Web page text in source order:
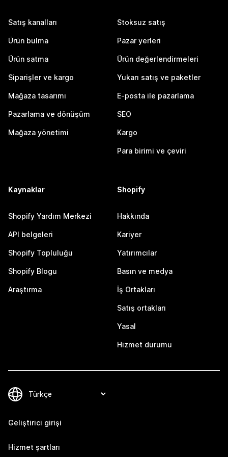
Satış kanalları
Ürün bulma
Ürün satma
Siparişler ve kargo
Mağaza tasarımı
Pazarlama ve dönüşüm
Mağaza yönetimi
Stoksuz satış
Pazar yerleri
Ürün değerlendirmeleri
Yukarı satış ve paketler
E-posta ile pazarlama
SEO
Kargo
Para birimi ve çeviri
Kaynaklar
Shopify Yardım Merkezi
API belgeleri
Shopify Topluluğu
Shopify Blogu
Araştırma
Shopify
Hakkında
Kariyer
Yatırımcılar
Basın ve medya
İş Ortakları
Satış ortakları
Yasal
Hizmet durumu
Geliştirici girişi
Hizmet şartları